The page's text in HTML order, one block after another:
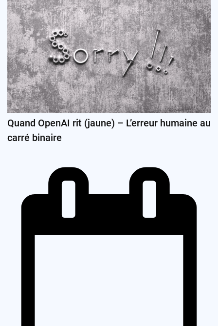
Quand OpenAI rit (jaune) – L’erreur humaine au
carré binaire